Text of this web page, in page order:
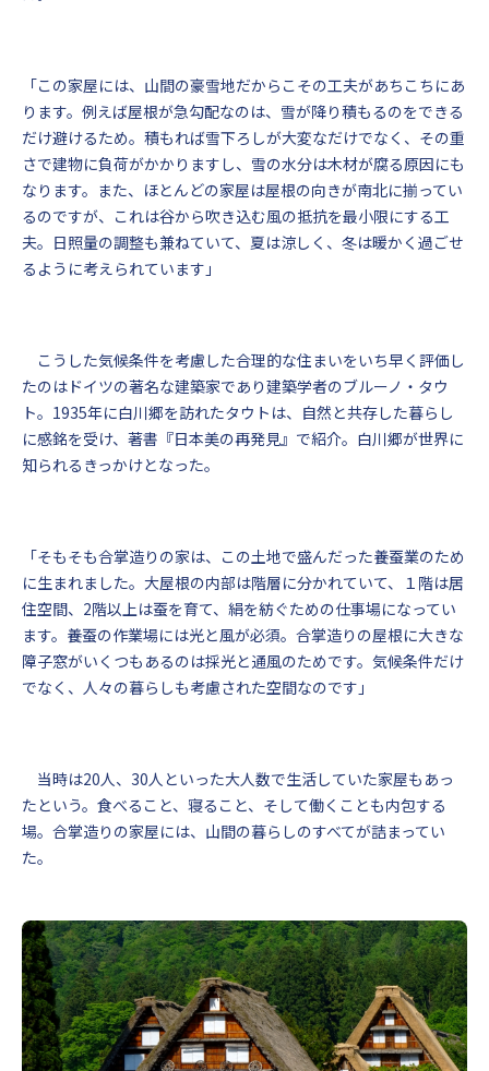
「この家屋には、山間の豪雪地だからこその工夫があちこちにあ
ります。例えば屋根が急勾配なのは、雪が降り積もるのをできる
だけ避けるため。積もれば雪下ろしが大変なだけでなく、その重
さで建物に負荷がかかりますし、雪の水分は木材が腐る原因にも
なります。また、ほとんどの家屋は屋根の向きが南北に揃ってい
るのですが、これは谷から吹き込む風の抵抗を最小限にする工
夫。日照量の調整も兼ねていて、夏は涼しく、冬は暖かく過ごせ
るように考えられています」
こうした気候条件を考慮した合理的な住まいをいち早く評価し
たのはドイツの著名な建築家であり建築学者のブルーノ・タウ
ト。1935年に白川郷を訪れたタウトは、自然と共存した暮らし
に感銘を受け、著書『日本美の再発見』で紹介。白川郷が世界に
知られるきっかけとなった。
「そもそも合掌造りの家は、この土地で盛んだった養蚕業のため
に生まれました。大屋根の内部は階層に分かれていて、１階は居
住空間、2階以上は蚕を育て、絹を紡ぐための仕事場になってい
ます。養蚕の作業場には光と風が必須。合掌造りの屋根に大きな
障子窓がいくつもあるのは採光と通風のためです。気候条件だけ
でなく、人々の暮らしも考慮された空間なのです」
当時は20人、30人といった大人数で生活していた家屋もあっ
たという。食べること、寝ること、そして働くことも内包する
場。合掌造りの家屋には、山間の暮らしのすべてが詰まってい
た。